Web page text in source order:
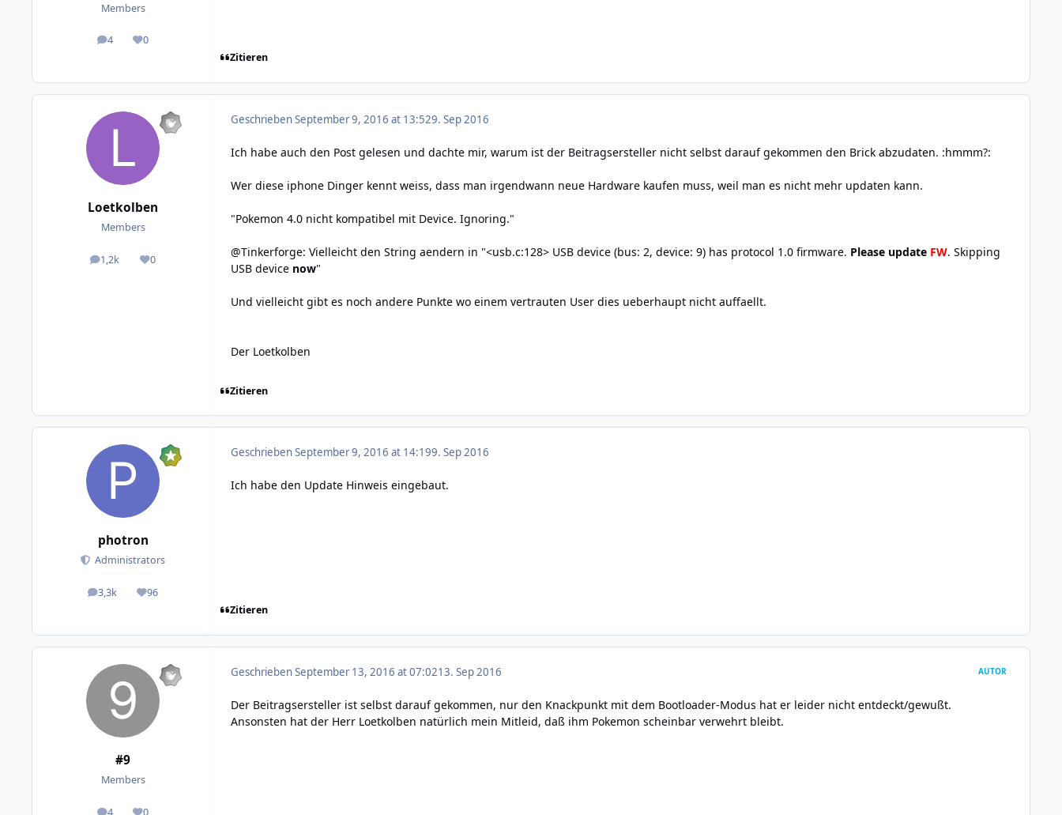
Members
4
posts 0
Reputation
Zitieren
Loetkolben
Members
1,2k
posts 0
Reputation
GeschriebenSeptember 9, 2016 at 13:529. Sep 2016
Ich habe auch den Post gelesen und dachte mir, warum ist der Beitragsersteller nicht selbst darauf gekommen den Brick abzudaten. :hmmm?:
Wer diese iphone Dinger kennt weiss, dass man irgendwann neue Hardware kaufen muss, weil man es nicht mehr updaten kann.
"Pokemon 4.0 nicht kompatibel mit Device. Ignoring."
@Tinkerforge: Vielleicht den String aendern in "<usb.c:128> USB device (bus: 2, device: 9) has protocol 1.0 firmware. Please update FW. Skipping
USB device now"
Und vielleicht gibt es noch andere Punkte wo einem vertrauten User dies ueberhaupt nicht auffaellt.
Der Loetkolben
Zitieren
photron
Administrators
3,3k
posts 96
Reputation
GeschriebenSeptember 9, 2016 at 14:199. Sep 2016
Ich habe den Update Hinweis eingebaut.
Zitieren
#9
Members
4 0
GeschriebenSeptember 13, 2016 at 07:0213. Sep 2016 AUTOR
Der Beitragsersteller ist selbst darauf gekommen, nur den Knackpunkt mit dem Bootloader-Modus hat er leider nicht entdeckt/gewußt.
Ansonsten hat der Herr Loetkolben natürlich mein Mitleid, daß ihm Pokemon scheinbar verwehrt bleibt.